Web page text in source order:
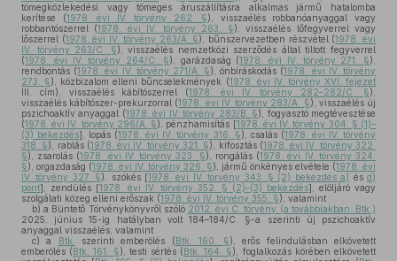
tömegközlekedési vagy tömeges áruszállításra alkalmas jármű hatalomba
kerítése (1978. évi IV. törvény 262. §), visszaélés robbanóanyaggal vagy
robbantószerrel (1978. évi IV. törvény 263. §), visszaélés lőfegyverrel vagy
lőszerrel (1978. évi IV. törvény 263/A. §), bűnszervezetben részvétel (1978. évi
IV. törvény 263/C. §), visszaélés nemzetközi szerződés által tiltott fegyverrel
(1978. évi IV. törvény 264/C. §), garázdaság (1978. évi IV. törvény 271. §),
rendbontás (1978. évi IV. törvény 271/A. §), önbíráskodás (1978. évi IV. törvény
273. §), közbizalom elleni bűncselekmények (1978. évi IV. törvény XVI. fejezet
III. cím), visszaélés kábítószerrel (1978. évi IV. törvény 282–282/C. §),
visszaélés kábítószer-prekurzorral (1978. évi IV. törvény 283/A. §), visszaélés új
pszichoaktív anyaggal (1978. évi IV. törvény 283/B. §), fogyasztó megtévesztése
(1978. évi IV. törvény 296/A. §), pénzhamisítás [1978. évi IV. törvény 304. § (1)–
(3) bekezdés], lopás (1978. évi IV. törvény 316. §), csalás (1978. évi IV. törvény
318. §), rablás (1978. évi IV. törvény 321. §), kifosztás (1978. évi IV. törvény 322.
§), zsarolás (1978. évi IV. törvény 323. §), rongálás (1978. évi IV. törvény 324.
§), orgazdaság (1978. évi IV. törvény 326. §), jármű önkényes elvétele (1978. évi
IV. törvény 327. §), szökés [1978. évi IV. törvény 343. § (2) bekezdés a) ésd)
pont], zendülés [1978. évi IV. törvény 352. § (2)–(3) bekezdés], elöljáró vagy
szolgálati közeg elleni erőszak (1978. évi IV. törvény 355. §), valamint
b) a Büntető Törvénykönyvről szóló 2012. évi C. törvény (a továbbiakban: Btk.)
2025. június 15-ig hatályban volt 184–184/C. §-a szerinti új pszichoaktív
anyaggal visszaélés, valamint
c) a Btk. szerinti emberölés (Btk. 160. §), erős felindulásban elkövetett
emberölés (Btk. 161. §), testi sértés (Btk. 164. §), foglalkozás körében elkövetett